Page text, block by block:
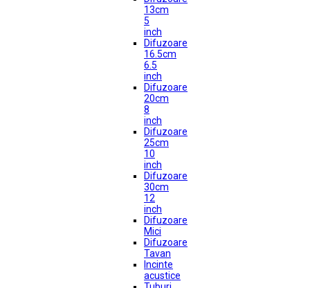
13cm
5
inch
Difuzoare
16.5cm
6.5
inch
Difuzoare
20cm
8
inch
Difuzoare
25cm
10
inch
Difuzoare
30cm
12
inch
Difuzoare
Mici
Difuzoare
Tavan
Incinte
acustice